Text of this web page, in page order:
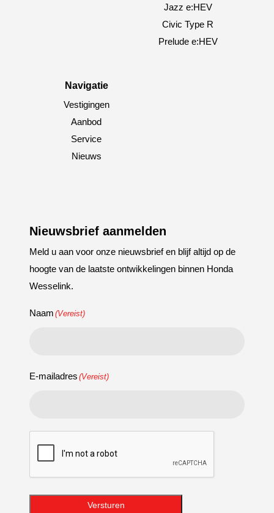
Jazz e:HEV
Civic Type R
Prelude e:HEV
Navigatie
Vestigingen
Aanbod
Service
Nieuws
Nieuwsbrief aanmelden
Meld u aan voor onze nieuwsbrief en blijf altijd op de
hoogte van de laatste ontwikkelingen binnen Honda
Wesselink.
Naam (Vereist)
E-mailadres (Vereist)
Versturen